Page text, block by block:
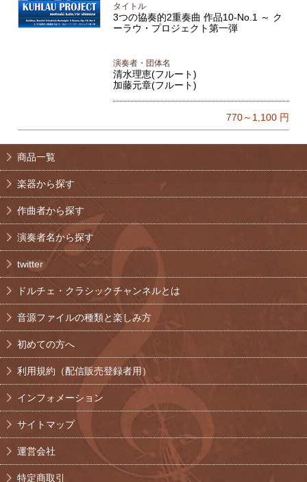
タイトル
3つの協奏的2重奏曲 作品10-No.1 ～ ク
ーラウ・プロジェクト第一弾
演奏者・団体名
清水理恵(フルート)
加藤元章(フルート)
770～1,100円
商品一覧
楽器から探す
作曲者から探す
演奏者名から探す
twitter
ドルチェ・クラシックチャンネルとは
音源ファイルの種類と楽しみ方
初めての方へ
利用規約（配信販売登録者用）
インフォメーション
サイトマップ
運営会社
特定商取引